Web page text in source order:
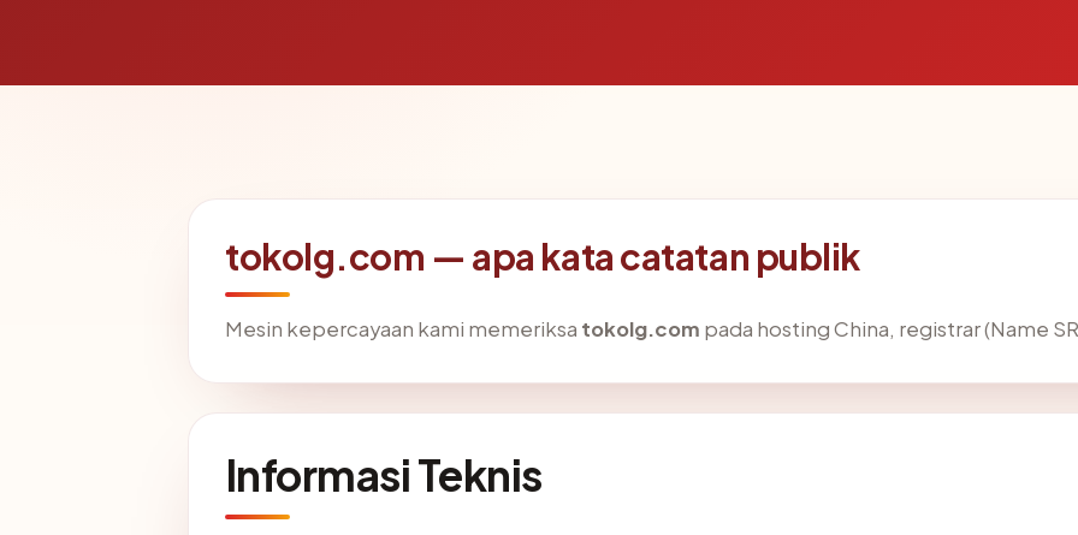
tokolg.com — apa kata catatan publik
Mesin kepercayaan kami memeriksa tokolg.com pada hosting China, registrar (Name
Informasi Teknis